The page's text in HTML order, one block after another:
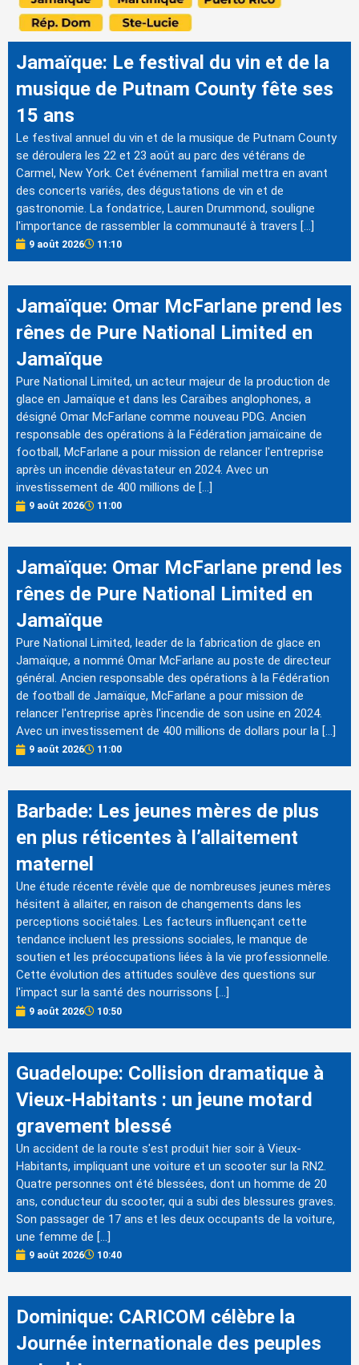
Jamaïque: Le festival du vin et de la
musique de Putnam County fête ses
15 ans
Le festival annuel du vin et de la musique de Putnam County
se déroulera les 22 et 23 août au parc des vétérans de
Carmel, New York. Cet événement familial mettra en avant
des concerts variés, des dégustations de vin et de
gastronomie. La fondatrice, Lauren Drummond, souligne
l'importance de rassembler la communauté à travers […]
9 août 2026 11:10
Jamaïque: Omar McFarlane prend les
rênes de Pure National Limited en
Jamaïque
Pure National Limited, un acteur majeur de la production de
glace en Jamaïque et dans les Caraïbes anglophones, a
désigné Omar McFarlane comme nouveau PDG. Ancien
responsable des opérations à la Fédération jamaïcaine de
football, McFarlane a pour mission de relancer l'entreprise
après un incendie dévastateur en 2024. Avec un
investissement de 400 millions de […]
9 août 2026 11:00
Jamaïque: Omar McFarlane prend les
rênes de Pure National Limited en
Jamaïque
Pure National Limited, leader de la fabrication de glace en
Jamaïque, a nommé Omar McFarlane au poste de directeur
général. Ancien responsable des opérations à la Fédération
de football de Jamaïque, McFarlane a pour mission de
relancer l'entreprise après l'incendie de son usine en 2024.
Avec un investissement de 400 millions de dollars pour la […]
9 août 2026 11:00
Barbade: Les jeunes mères de plus
en plus réticentes à l’allaitement
maternel
Une étude récente révèle que de nombreuses jeunes mères
hésitent à allaiter, en raison de changements dans les
perceptions sociétales. Les facteurs influençant cette
tendance incluent les pressions sociales, le manque de
soutien et les préoccupations liées à la vie professionnelle.
Cette évolution des attitudes soulève des questions sur
l'impact sur la santé des nourrissons […]
9 août 2026 10:50
Guadeloupe: Collision dramatique à
Vieux-Habitants : un jeune motard
gravement blessé
Un accident de la route s'est produit hier soir à Vieux-
Habitants, impliquant une voiture et un scooter sur la RN2.
Quatre personnes ont été blessées, dont un homme de 20
ans, conducteur du scooter, qui a subi des blessures graves.
Son passager de 17 ans et les deux occupants de la voiture,
une femme de […]
9 août 2026 10:40
Dominique: CARICOM célèbre la
Journée internationale des peuples